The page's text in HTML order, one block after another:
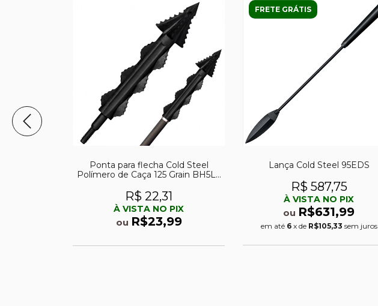
Ponta para flecha Cold Steel
Polímero de Caça 125 Grain BH5L -
R$ 22,31
À VISTA NO PIX
ou R$23,99
FRETE GRÁTIS
Lança Cold Steel 95EDS
R$ 587,75
À VISTA NO PIX
ou R$631,99
em até 6 x de R$105,33 sem juros